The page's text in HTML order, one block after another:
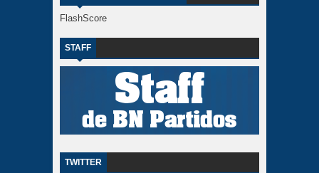
FlashScore
STAFF
TWITTER